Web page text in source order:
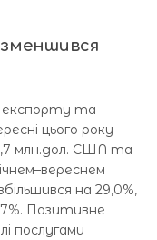
експорту та
цього року
млн.дол. США та
на 29,0%,
Позитивне
послугами